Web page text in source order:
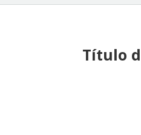
Título